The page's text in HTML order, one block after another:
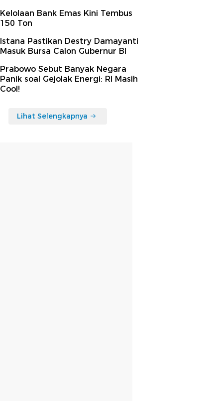
Kelolaan Bank Emas Kini Tembus
150 Ton
Istana Pastikan Destry Damayanti
Masuk Bursa Calon Gubernur BI
Prabowo Sebut Banyak Negara
Panik soal Gejolak Energi: RI Masih
Cool!
Lihat Selengkapnya